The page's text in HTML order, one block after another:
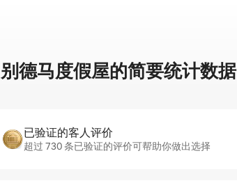
别德马度假屋的简要统计数据
已验证的客人评价
超过 730 条已验证的评价可帮助你做出选择